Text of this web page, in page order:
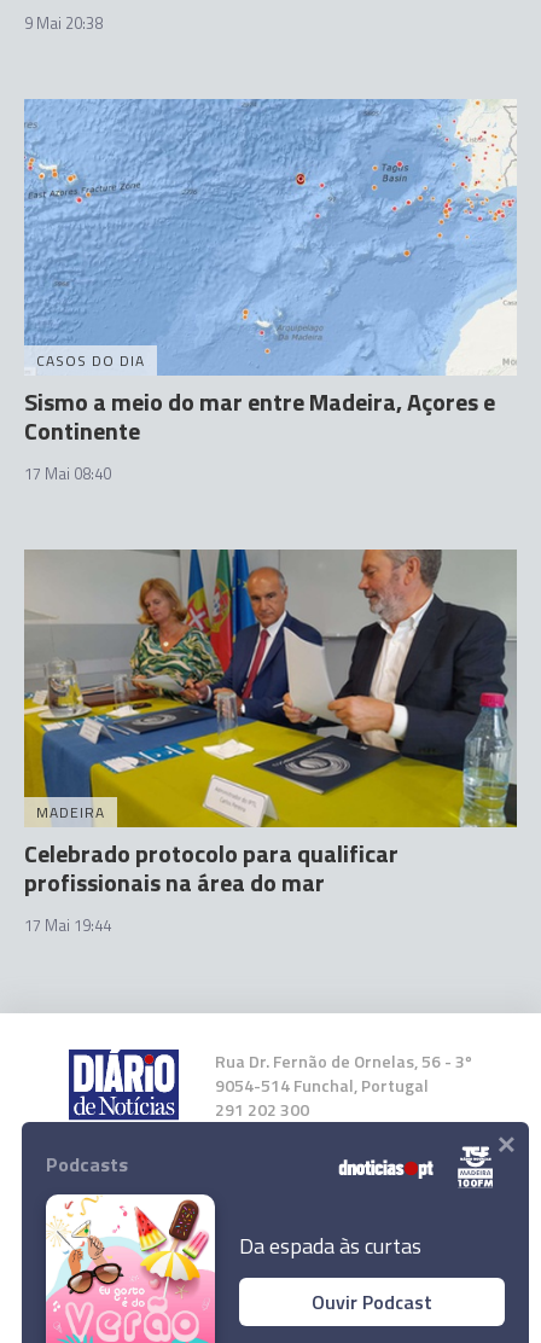
9 Mai 20:38
CASOS DO DIA
Sismo a meio do mar entre Madeira, Açores e
Continente
17 Mai 08:40
MADEIRA
Celebrado protocolo para qualificar
profissionais na área do mar
17 Mai 19:44
Rua Dr. Fernão de Ornelas, 56 - 3º
9054-514 Funchal, Portugal
291 202 300
Instale a nossa App
© 2023 Empresa Diário de Notícias, Lda.
Podcasts
Da espada às curtas
Ouvir Podcast
×